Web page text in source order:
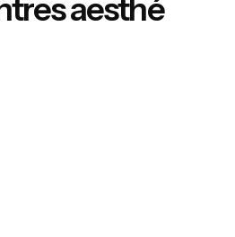
aesthé